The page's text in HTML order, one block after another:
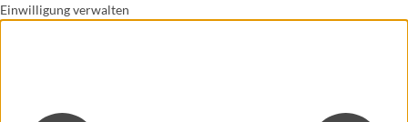
Einwilligung verwalten